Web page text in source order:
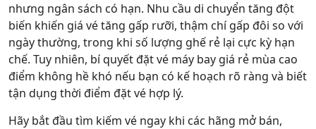
nhưng ngân sách có hạn. Nhu cầu di chuyển tăng đột
biến khiến giá vé tăng gấp rưỡi, thậm chí gấp đôi so với
ngày thường, trong khi số lượng ghế rẻ lại cực kỳ hạn
chế. Tuy nhiên, bí quyết đặt vé máy bay giá rẻ mùa cao
điểm không hề khó nếu bạn có kế hoạch rõ ràng và biết
tận dụng thời điểm đặt vé hợp lý.
Hãy bắt đầu tìm kiếm vé ngay khi các hãng mở bán,